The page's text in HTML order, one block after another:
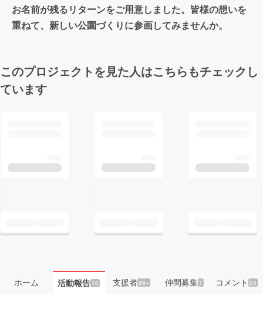
お名前が残るリターンをご用意しました。皆様の想いを
重ねて、新しい公園づくりに参画してみませんか。
このプロジェクトを見た人はこちらもチェックし
ています
ホーム 活動報告10 支援者99+ 仲間募集 1 コメント 23